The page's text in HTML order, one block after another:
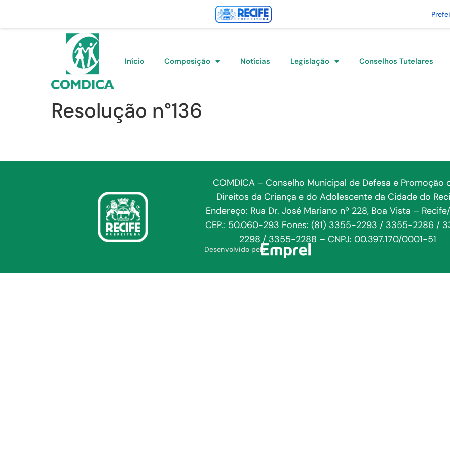
Início Composição Notícias Legislação Conselhos Tutelares
Resolução n°136
COMDICA – Conselho Municipal de Defesa e Promoção
Direitos da Criança e do Adolescente da Cidade do
Endereço: Rua Dr. José Mariano nº 228, Boa Vista –
CEP.: 50.060-293 Fones: (81) 3355-2293 / 3355-2286 /
2298 / 3355-2288 – CNPJ: 00.397.170/0001-51
Desenvolvido pela